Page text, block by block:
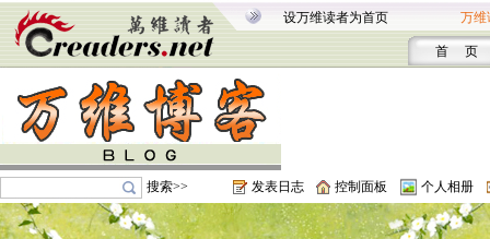
设万维读者为首页 万维
首 页
搜索>> 发表日志 控制面板 个人相册